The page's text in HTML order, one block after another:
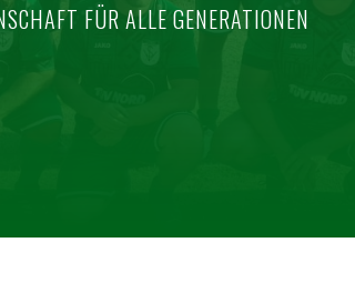
FÜR ALLE GENERATIONEN